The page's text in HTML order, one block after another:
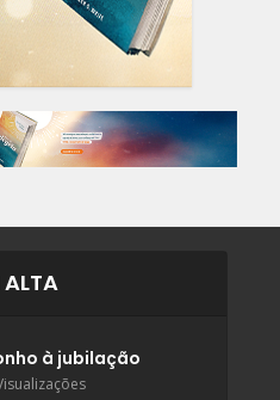
ALTA
à jubilação